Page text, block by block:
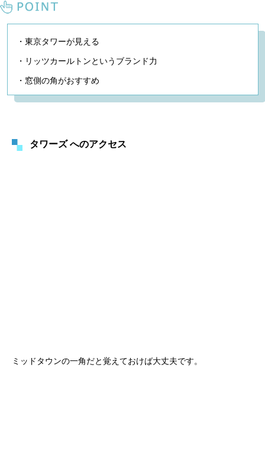
・東京タワーが見える
・リッツカールトンというブランド力
・窓側の角がおすすめ
タワーズ へのアクセス
ミッドタウンの一角だと覚えておけば大丈夫です。